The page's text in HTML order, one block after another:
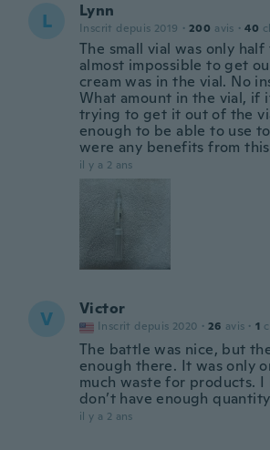
L Lynn
Inscrit depuis 2019 · 200 avis · 40
The small vial was only
almost impossible to get
cream was in the vial. No
What amount in the vial, if
trying to get it out of the
enough to be able to use
were any benefits from
il y a 2 ans
V Victor
Inscrit depuis 2020 · 26 avis · 1
The battle was nice, but
enough there. It was only
much waste for products. I
don’t have enough
il y a 2 ans